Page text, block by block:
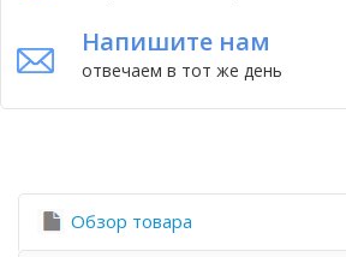
Напишите нам
отвечаем в тот же день
Обзор товара